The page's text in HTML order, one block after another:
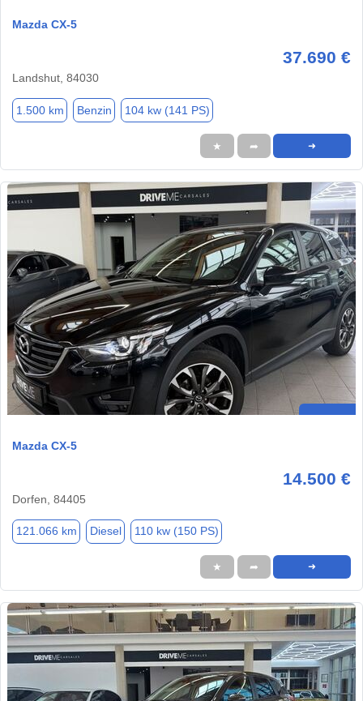
Mazda CX-5
37.690 €
Landshut, 84030
1.500 km Benzin 104 kw (141 PS)
★ ➦ ➜
Mazda CX-5
14.500 €
Dorfen, 84405
121.066 km Diesel 110 kw (150 PS)
★ ➦ ➜